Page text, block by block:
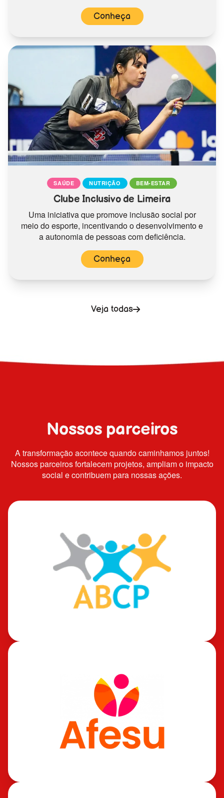
Conheça
SAÚDE NUTRIÇÃO BEM-ESTAR
Clube Inclusivo de Limeira
Uma iniciativa que promove inclusão social por
meio do esporte, incentivando o desenvolvimento e
a autonomia de pessoas com deficiência.
Conheça
Veja todas
Nossos parceiros
A transformação acontece quando caminhamos juntos!
Nossos parceiros fortalecem projetos, ampliam o impacto
social e contribuem para nossas ações.